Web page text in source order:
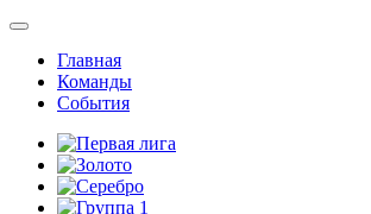
Главная
Команды
События